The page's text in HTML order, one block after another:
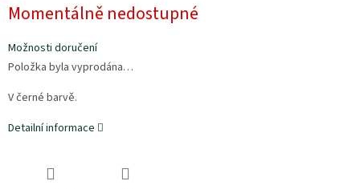
cena:
Momentálně nedostupné
Možnosti doručení
Položka byla vyprodána…
V černé barvě.
Detailní informace